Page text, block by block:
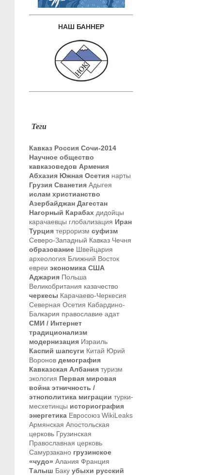
НАШ БАННЕР
Теги
Кавказ Россия Сочи-2014
Научное общество
кавказоведов Армения
Абхазия Южная Осетия нарты
Грузия Сванетия Адыгея
ислам христианство
Азербайджан Дагестан
Нагорный Карабах дидойцы
карачаевцы глобализация Иран
Турция терроризм суфизм
Северо-Западный Кавказ Чечня
образование Швейцария
археология Ближний Восток
евреи экономика США
Аджария Польша
Великобритания казачество
черкесы Карачаево-Черкесия
Северная Осетия Кабардино-
Балкария православие адат
СМИ / Интернет
традиционализм
модернизация Израиль
Каспий шапсуги Китай Юрий
Воронов демография
Кавказская Албания туризм
экология Первая мировая
война этничность /
этнополитика миграции турки-
месхетинцы историография
энергетика Евросоюз WikiLeaks
Армянская Апостольская
церковь Грузинская
Православная церковь
Самурзакано грузинское
«чудо» Алания Франция
Талыш Баку убыхи русский